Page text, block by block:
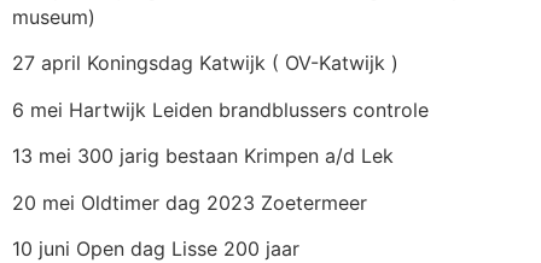
museum)
27 april Koningsdag Katwijk ( OV-Katwijk )
6 mei Hartwijk Leiden brandblussers controle
13 mei 300 jarig bestaan Krimpen a/d Lek
20 mei Oldtimer dag 2023 Zoetermeer
10 juni Open dag Lisse 200 jaar